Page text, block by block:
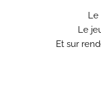
Le
Le
Et sur